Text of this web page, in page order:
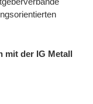
mit der IG Metall